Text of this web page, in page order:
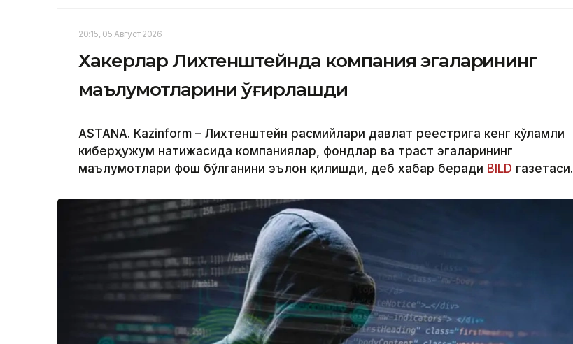
20:15, 05 Август 2026
Хакерлар Лихтенштейнда компания эгаларининг
маълумотларини ўғирлашди
ASTANА. Кazinform – Лихтенштейн расмийлари давлат реестрига кенг кўламли
киберҳужум натижасида компаниялар, фондлар ва траст эгаларининг
маълумотлари фош бўлганини эълон қилишди, деб хабар беради BILD газетаси.